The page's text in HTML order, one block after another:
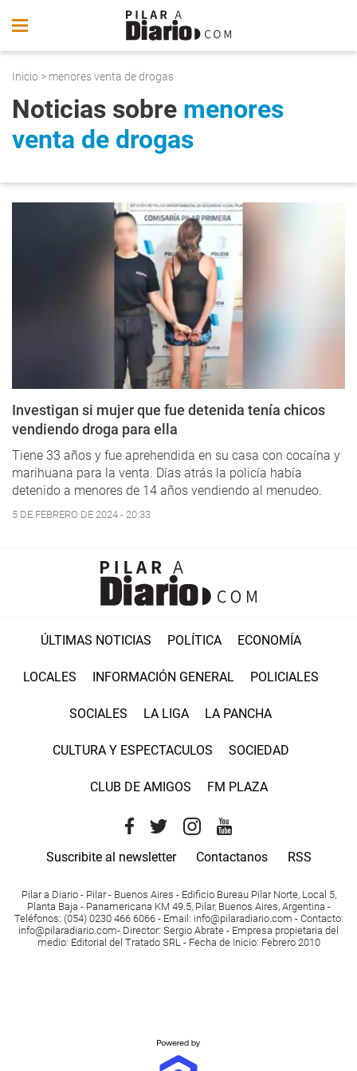
Inicio > menores venta de drogas
Noticias sobre menores
venta de drogas
Investigan si mujer que fue detenida tenía chicos
vendiendo droga para ella
Tiene 33 años y fue aprehendida en su casa con cocaína y
marihuana para la venta. Días atrás la policía había
detenido a menores de 14 años vendiendo al menudeo.
5 DE FEBRERO DE 2024 - 20:33
ÚLTIMAS NOTICIAS POLÍTICA ECONOMÍA
LOCALES INFORMACIÓN GENERAL POLICIALES
SOCIALES LA LIGA LA PANCHA
CULTURA Y ESPECTACULOS SOCIEDAD
CLUB DE AMIGOS FM PLAZA
Suscribite al newsletter Contactanos RSS
Pilar a Diario - Pilar - Buenos Aires - Edificio Bureau Pilar Norte, Local 5,
Planta Baja - Panamericana KM 49.5, Pilar, Buenos Aires, Argentina -
Teléfonos: (054) 0230 466 6066 - Email: info@pilaradiario.com - Contacto:
info@pilaradiario.com- Director: Sergio Abrate - Empresa propietaria del
medio: Editorial del Tratado SRL - Fecha de Inicio: Febrero 2010